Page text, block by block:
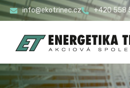
info@ekotrinec.cz +420 558